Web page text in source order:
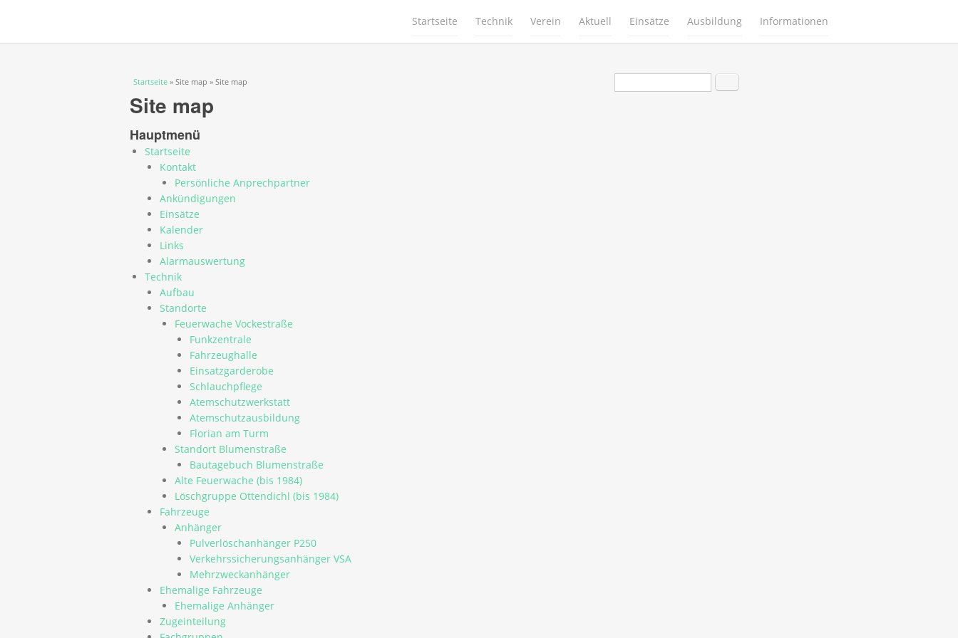
Startseite Technik Verein Aktuell Einsätze Ausbildung Informationen
Sie sind hier
Startseite » Site map » Site map
Site map
Hauptmenü
Startseite
Kontakt
Persönliche Anprechpartner
Ankündigungen
Einsätze
Kalender
Links
Alarmauswertung
Technik
Aufbau
Standorte
Feuerwache Vockestraße
Funkzentrale
Fahrzeughalle
Einsatzgarderobe
Schlauchpflege
Atemschutzwerkstatt
Atemschutzausbildung
Florian am Turm
Standort Blumenstraße
Bautagebuch Blumenstraße
Alte Feuerwache (bis 1984)
Löschgruppe Ottendichl (bis 1984)
Fahrzeuge
Anhänger
Pulverlöschanhänger P250
Verkehrssicherungsanhänger VSA
Mehrzweckanhänger
Ehemalige Fahrzeuge
Ehemalige Anhänger
Zugeinteilung
Suchformular Suche